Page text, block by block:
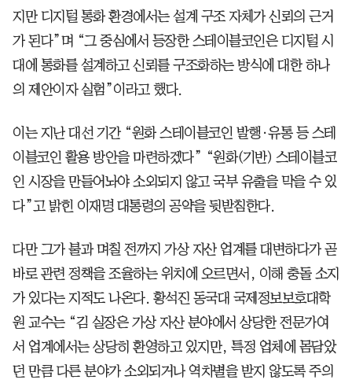
지만 디지털 통화 환경에서는 설계 구조 자체가 신뢰의 근거
가 된다”며 “그 중심에서 등장한 스테이블코인은 디지털 시
대에 통화를 설계하고 신뢰를 구조화하는 방식에 대한 하나
의 제안이자 실험”이라고 했다.
이는 지난 대선 기간 “원화 스테이블코인 발행·유통 등 스테
이블코인 활용 방안을 마련하겠다” “원화(기반) 스테이블코
인 시장을 만들어놔야 소외되지 않고 국부 유출을 막을 수 있
다”고 밝힌 이재명 대통령의 공약을 뒷받침한다.
다만 그가 불과 며칠 전까지 가상 자산 업계를 대변하다가 곧
바로 관련 정책을 조율하는 위치에 오르면서, 이해 충돌 소지
가 있다는 지적도 나온다. 황석진 동국대 국제정보보호대학
원 교수는 “김 실장은 가상 자산 분야에서 상당한 전문가여
서 업계에서는 상당히 환영하고 있지만, 특정 업체에 몸담았
던 만큼 다른 분야가 소외되거나 역차별을 받지 않도록 주의